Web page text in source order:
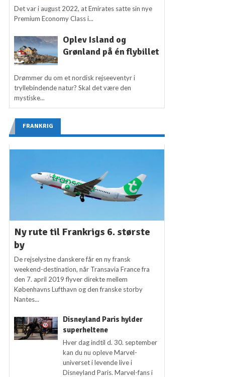
Det var i august 2022, at Emirates satte sin nye
Premium Economy Class i...
Oplev Island og
Grønland på én flybillet
Drømmer du om et nordisk rejseeventyr i
tryllebindende natur? Skal det være den
mystiske...
FRANKRIG
Ny rute til Frankrigs 6. største
by
De rejselystne danskere får en ny fransk
weekend-destination, når Transavia France fra
den 7. april 2019 flyver direkte mellem
Københavns Lufthavn og den franske storby
Nantes...
Disneyland Paris hylder
superheltene
Hver dag indtil d. 30. september
kan du nu opleve Marvel-
universet i levende live i
Disneyland Paris. Marvel-fans i